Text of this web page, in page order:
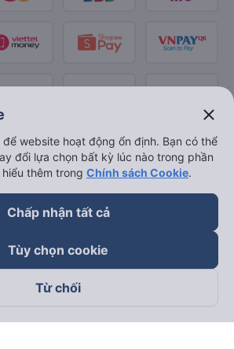
tôi trên
close
website hoạt động ổn định. Bạn có thể
đổi lựa chọn bất kỳ lúc nào trong phần
thêm trong Chính sách Cookie.
Chấp nhận tất cả
Tùy chọn cookie
Từ chối